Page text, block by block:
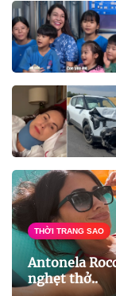
THỜI TRANG SAO
Antonela
nghẹt thở..